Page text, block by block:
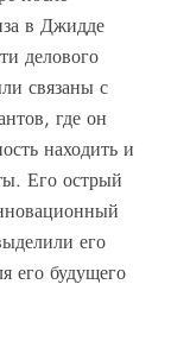
в Джидде
делового
связаны с
где он
находить и
Его острый
его
его будущего